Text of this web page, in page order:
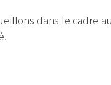
dans le cadre